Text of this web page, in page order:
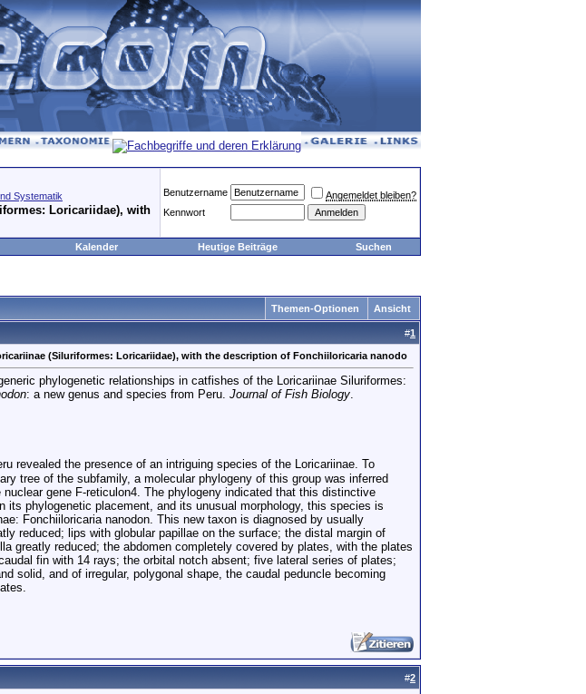
Systematik
Loricariidae), with
Benutzername
Angemeldet bleiben?
Kennwort
Kalender Heutige Beiträge Suchen
Themen-Optionen Ansicht
#1
(Siluriformes: Loricariidae), with the description of Fonchiiloricaria nanodo
phylogenetic relationships in catfishes of the Loricariinae Siluriformes:
: a new genus and species from Peru. Journal of Fish Biology.
revealed the presence of an intriguing species of the Loricariinae. To
tree of the subfamily, a molecular phylogeny of this group was inferred
gene F-reticulon4. The phylogeny indicated that this distinctive
its phylogenetic placement, and its unusual morphology, this species is
Fonchiiloricaria nanodon. This new taxon is diagnosed by usually
reduced; lips with globular papillae on the surface; the distal margin of
greatly reduced; the abdomen completely covered by plates, with the plates
fin with 14 rays; the orbital notch absent; five lateral series of plates;
solid, and of irregular, polygonal shape, the caudal peduncle becoming
#2